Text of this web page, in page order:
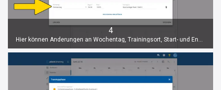
4
Hier können Änderungen an Wochentag, Trainingsort, Start- und Endzeit eingetragen werden.